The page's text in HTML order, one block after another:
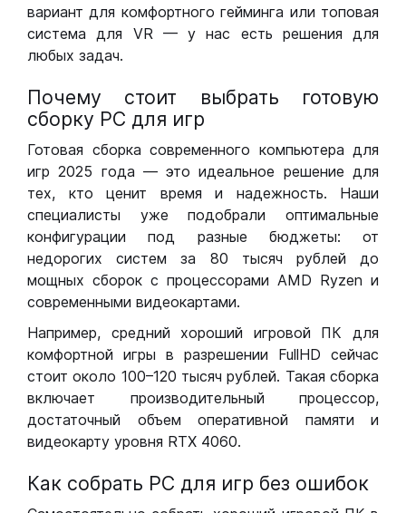
вариант для комфортного гейминга или топовая
система для VR — у нас есть решения для
любых задач.
Почему стоит выбрать готовую
сборку РС для игр
Готовая сборка современного компьютера для
игр 2025 года — это идеальное решение для
тех, кто ценит время и надежность. Наши
специалисты уже подобрали оптимальные
конфигурации под разные бюджеты: от
недорогих систем за 80 тысяч рублей до
мощных сборок с процессорами AMD Ryzen и
современными видеокартами.
Например, средний хороший игровой ПК для
комфортной игры в разрешении FullHD сейчас
стоит около 100–120 тысяч рублей. Такая сборка
включает производительный процессор,
достаточный объем оперативной памяти и
видеокарту уровня RTX 4060.
Как собрать РС для игр без ошибок